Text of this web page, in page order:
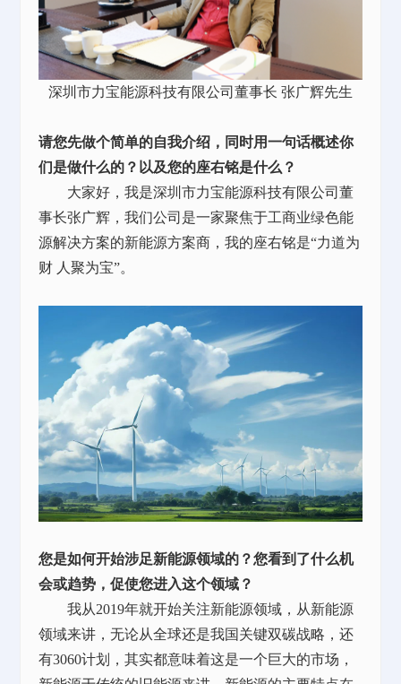
深圳市力宝能源科技有限公司董事长 张广辉先生
请您先做个简单的自我介绍，同时用一句话概述你
们是做什么的？以及您的座右铭是什么？
大家好，我是深圳市力宝能源科技有限公司董
事长张广辉，我们公司是一家聚焦于工商业绿色能
源解决方案的新能源方案商，我的座右铭是“力道为
财 人聚为宝”。
您是如何开始涉足新能源领域的？您看到了什么机
会或趋势，促使您进入这个领域？
我从2019年就开始关注新能源领域，从新能源
领域来讲，无论从全球还是我国关键双碳战略，还
有3060计划，其实都意味着这是一个巨大的市场，